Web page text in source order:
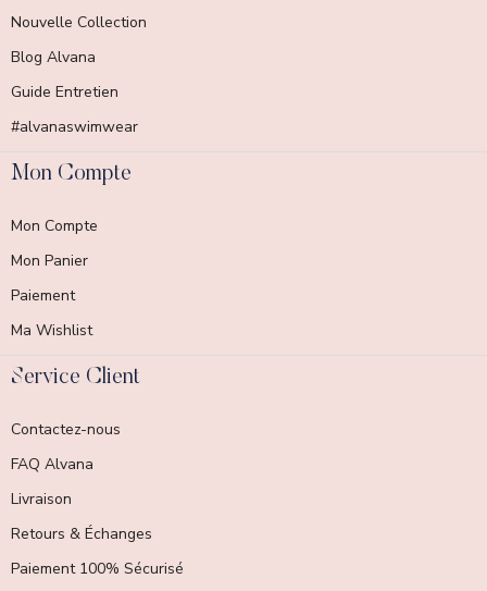
Nouvelle Collection
Blog Alvana
Guide Entretien
#alvanaswimwear
Mon Compte
Mon Compte
Mon Panier
Paiement
Ma Wishlist
Service Client
Contactez-nous
FAQ Alvana
Livraison
Retours & Échanges
Paiement 100% Sécurisé